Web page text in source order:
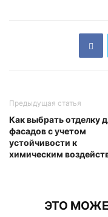
Предыдущая статья
Как выбрать отделку
фасадов с учетом
устойчивости к
химическим
ЭТО